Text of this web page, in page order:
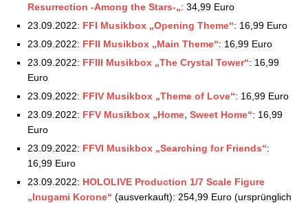
Resurrection -Among the Stars-„: 34,99 Euro
23.09.2022: FFI Musikbox „Opening Theme“: 16,99 Euro
23.09.2022: FFII Musikbox „Main Theme“: 16,99 Euro
23.09.2022: FFIII Musikbox „The Crystal Tower“: 16,99
Euro
23.09.2022: FFIV Musikbox „Theme of Love“: 16,99 Euro
23.09.2022: FFV Musikbox „Home, Sweet Home“: 16,99
Euro
23.09.2022: FFVI Musikbox „Searching for Friends“:
16,99 Euro
23.09.2022: HOLOLIVE Production 1/7 Scale Figure
„Inugami Korone“ (ausverkauft): 254,99 Euro (ursprünglich